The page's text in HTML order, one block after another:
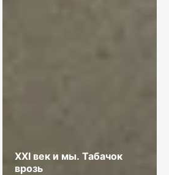
XXI век и мы. Табачок
врозь